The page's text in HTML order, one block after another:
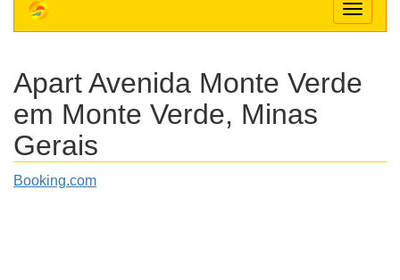
Toggle
Apart Avenida Monte Verde
em Monte Verde, Minas
Gerais
Booking.com